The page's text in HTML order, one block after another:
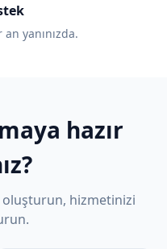
yanınızda.
hazır
oluşturun, hizmetinizi